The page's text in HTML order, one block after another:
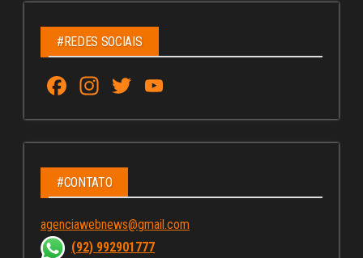
#REDES SOCIAIS
Fa
ce
bo
ok
In
st
ag
ra
m
T
wi
tt
u
Tu
C
ha
nn
#CONTATO
agenciawebnews@gmail.com
(92) 992901777